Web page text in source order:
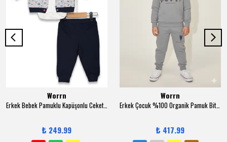
Worrn
Erkek Bebek Pamuklu Kapüşonlu Ceketli 3-12 Ay 3 lü Trend Takım - 6131
₺ 249.99
Worrn
Erkek Çocuk %100 Organik Pamuk Bitki Baskılı Yumuşacık Trend Eşofman Takımı - 1008 - Gri
₺ 417.99